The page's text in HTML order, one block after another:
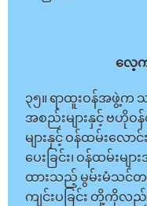
လေ့က
၃၅။ ရာထူးဝန်အဖွဲ့က
အစည်းများနှင့် ဗဟို
များနှင့် ဝန်ထမ်းလောင်
ပေးခြင်း၊ ဝန်ထမ်း
ထားသည့် မွမ်းမံသင်တန်း
ကျင်းပခြင်း တို့ကိုလည်